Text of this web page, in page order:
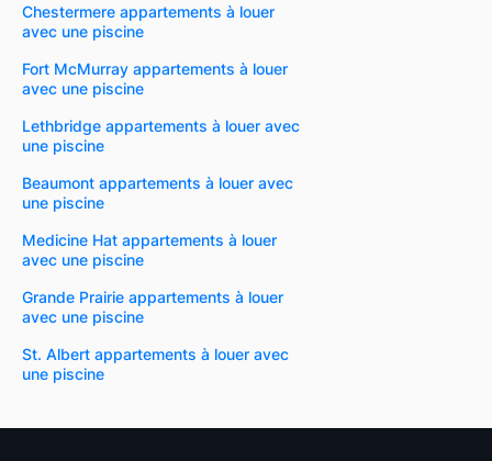
Chestermere appartements à louer
avec une piscine
Fort McMurray appartements à louer
avec une piscine
Lethbridge appartements à louer avec
une piscine
Beaumont appartements à louer avec
une piscine
Medicine Hat appartements à louer
avec une piscine
Grande Prairie appartements à louer
avec une piscine
St. Albert appartements à louer avec
une piscine